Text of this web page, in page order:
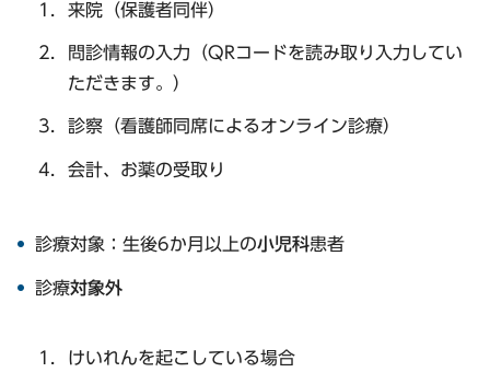
来院（保護者同伴）
問診情報の入力（QRコードを読み取り入力してい
ただきます。）
診察（看護師同席によるオンライン診療）
会計、お薬の受取り
診療対象：生後6か月以上の小児科患者
診療対象外
けいれんを起こしている場合